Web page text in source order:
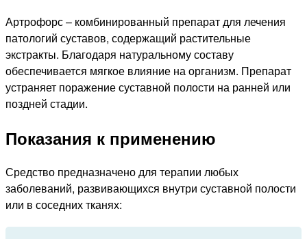
Артрофорс – комбинированный препарат для лечения
патологий суставов, содержащий растительные
экстракты. Благодаря натуральному составу
обеспечивается мягкое влияние на организм. Препарат
устраняет поражение суставной полости на ранней или
поздней стадии.
Показания к применению
Средство предназначено для терапии любых
заболеваний, развивающихся внутри суставной полости
или в соседних тканях: